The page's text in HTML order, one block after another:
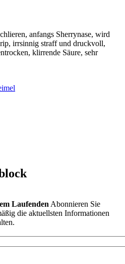
anfangs Sherrynase, wird
irrsinnig straff und druckvoll,
klirrende Säure, sehr
Laufenden Abonnieren Sie
die aktuellsten Informationen